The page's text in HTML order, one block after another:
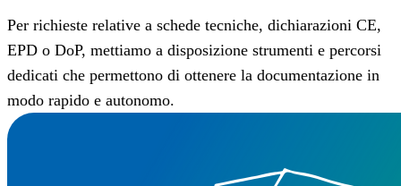
Per richieste relative a schede tecniche, dichiarazioni CE,
EPD o DoP, mettiamo a disposizione strumenti e percorsi
dedicati che permettono di ottenere la documentazione in
modo rapido e autonomo.